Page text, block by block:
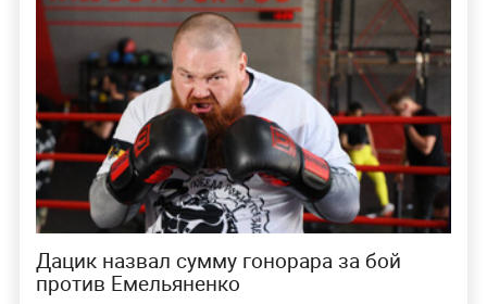
Дацик назвал сумму гонорара за бой
против Емельяненко